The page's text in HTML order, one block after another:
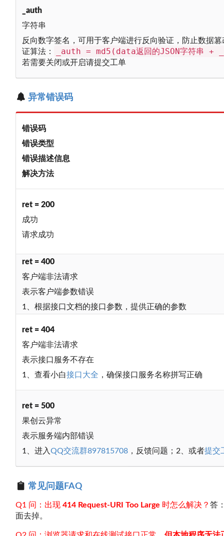
_auth
字符串
反向数字签名，可用于客户端进行反向验证，防止数据
证算法：
_auth = md5(data返回的JSON字符串 +
若需要关闭或开启请提交工单
异常错误码
错误码
错误类型
错误描述信息
解决方法
ret = 200
成功
请求成功
ret = 400
客户端非法请求
表示客户端参数错误
1、根据接口文档的接口参数，提供正确的参数
ret = 404
客户端非法请求
表示接口服务不存在
1、查看小白接口大全 ，确保接口服务名称拼写正确
ret = 500
果创云异常
表示服务端内部错误
1、进入QQ交流群897815708 ，反馈问题；2、或者提交
常见问题FAQ
Q1 问：出现 414 Request-URI Too Large 时怎么解决？ 答
面去掉。